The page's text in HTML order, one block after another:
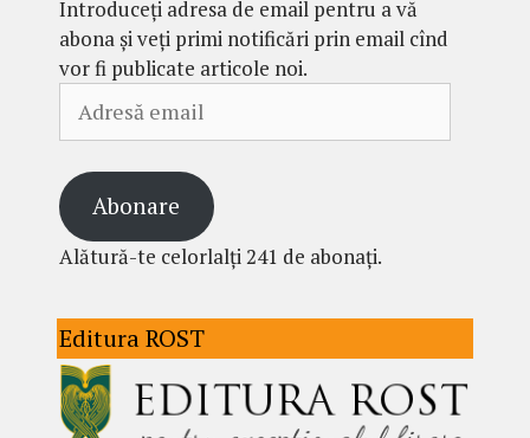
Introduceți adresa de email pentru a vă
abona și veți primi notificări prin email cînd
vor fi publicate articole noi.
email
Abonare
Alătură-te celorlalți 241 de abonați.
Editura ROST